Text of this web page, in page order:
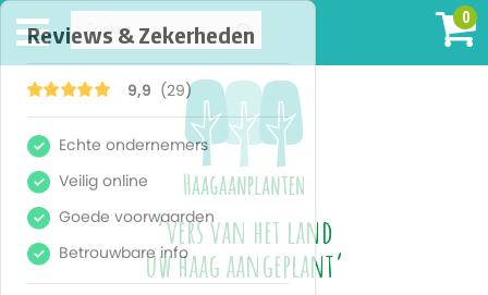
0
‘vers van het land
uw haag aangeplant’